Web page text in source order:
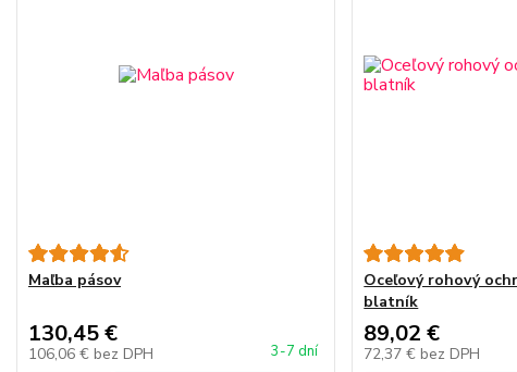
Maľba pásov
130,45 €
106,06 € bez DPH 3-7 dní
Oceľový rohový
blatník
89,02 €
72,37 € bez DPH